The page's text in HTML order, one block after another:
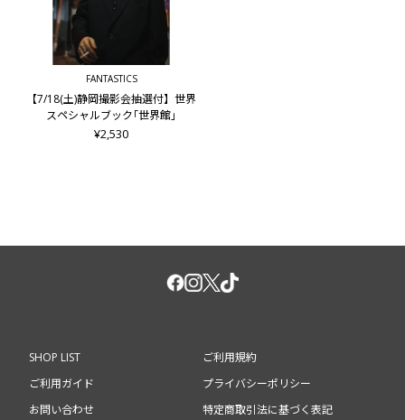
FANTASTICS
【7/18(土)静岡撮影会抽選付】世界
スペシャルブック｢世界館｣
¥2,530
SHOP LIST
ご利用ガイド
お問い合わせ
ご利用規約
プライバシーポリシー
特定商取引法に基づく表記